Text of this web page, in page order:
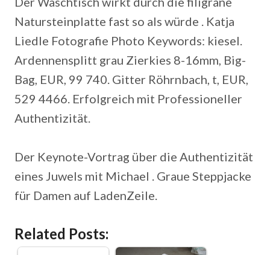
Natursteinplatte fast so als würde . Katja
Liedle Fotografie Photo Keywords: kiesel.
Ardennensplitt grau Zierkies 8-16mm, Big-
Bag, EUR, 99 740. Gitter Röhrnbach, t, EUR,
529 4466. Erfolgreich mit Professioneller
Authentizität.
Der Keynote-Vortrag über die Authentizität
eines Juwels mit Michael . Graue Steppjacke
für Damen auf LadenZeile.
Related Posts: